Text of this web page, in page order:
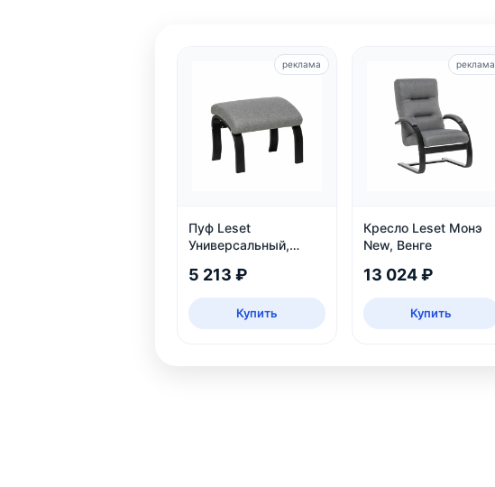
Пуф Leset
Универсальный,
5 213 ₽
Купить
реклама
Кресло Leset Монэ
New, Венге
13 024 ₽
Купить
реклама